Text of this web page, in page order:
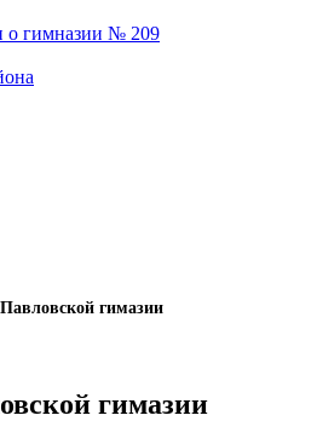
о гимназии № 209
гимазии
гимазии